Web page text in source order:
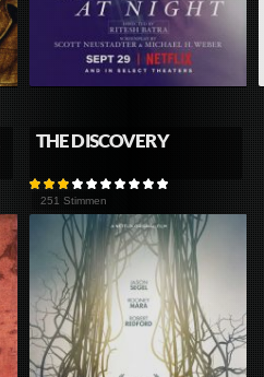
THE DISCOVERY
251 Stimmen